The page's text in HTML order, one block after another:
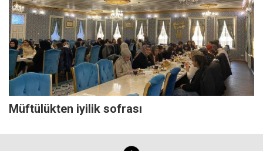
Müftülükten iyilik sofrası